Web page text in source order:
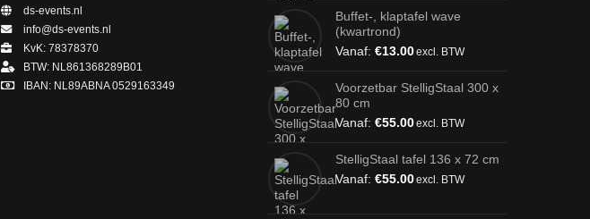
ds-events.nl
info@ds-events.nl
KvK: 78378370
BTW: NL861368289B01
IBAN: NL89ABNA 0529163349
Buffet-, klaptafel wave
(kwartrond)
Vanaf: €13.00excl. BTW
Voorzetbar StelligStaal 300 x
80 cm
Vanaf: €55.00excl. BTW
StelligStaal tafel 136 x 72 cm
Vanaf: €55.00excl. BTW